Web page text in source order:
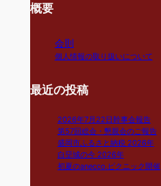
概要
会則
個人情報の取り扱いについて
最近の投稿
2026年7月22日幹事会報告
第57回総会・懇親会のご報告
盛岡市ふるさと納税 2026年
白堊城の今 2026年
初夏のanecco.ピクニック開催